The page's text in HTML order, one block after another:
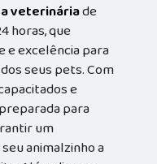
veterináriade
horas, que
e excelência para
seus pets. Com
e
para
um
animalzinho a